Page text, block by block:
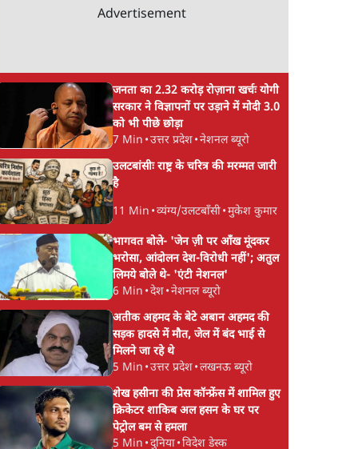
Advertisement
जनता का 2.32 करोड़ रोज़ाना खर्चः योगी
सरकार ने विज्ञापनों पर उड़ाने में मोदी 3.0
को भी पीछे छोड़ा
7 Min •उत्तर प्रदेश•नेशनल ब्यूरो
उलटबांसीः राष्ट्र के चरित्र की मरम्मत जारी
है
11 Min •व्यंग्य/उलटबाँसी•मुकेश कुमार
भागवत बोले- 'जेन ज़ी पर आँख मूंदकर
भरोसा, आंदोलन देश-विरोधी नहीं'; अतुल
लिमये बोले थे- 'एंटी नेशनल'
6 Min •देश•नेशनल ब्यूरो
अतीक अहमद के बेटे अबान अहमद की
सड़क हादसे में मौत, जेल में बंद भाई से
मिलने जा रहे थे
5 Min •उत्तर प्रदेश•लखनऊ ब्यूरो
शेख हसीना की प्रेस कॉन्फ्रेंस में शामिल हुए
क्रिकेटर शाकिब अल हसन के घर पर
पेट्रोल बम से हमला
5 Min •दुनिया•विदेश डेस्क